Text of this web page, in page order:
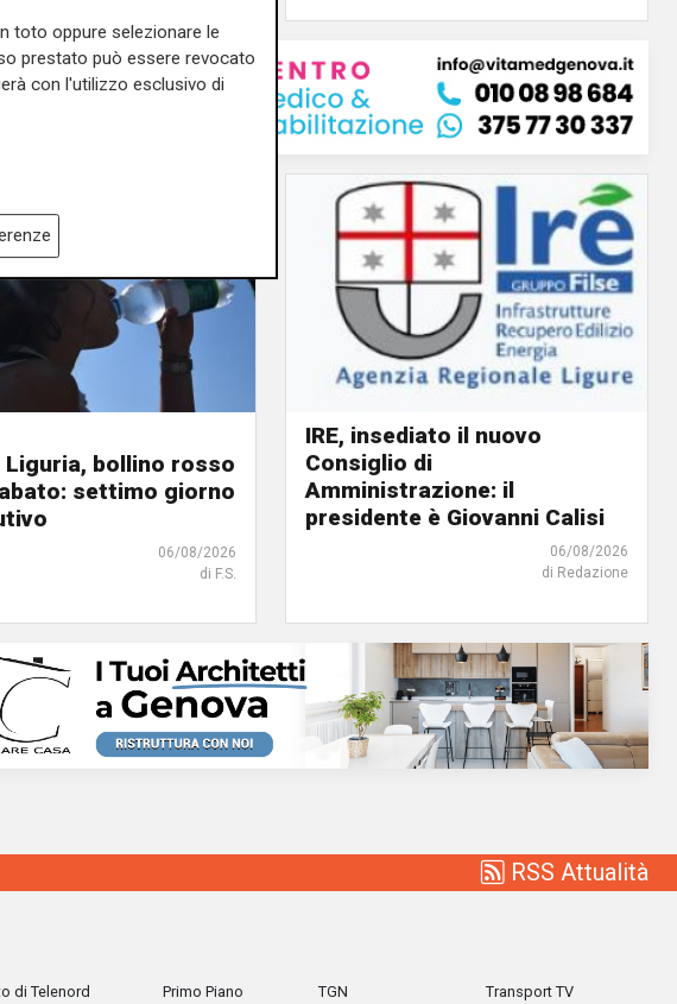
Liguria, bollino rosso
settimo giorno
06/08/2026
di F.S.
IRE, insediato il nuovo
Consiglio di
Amministrazione: il
presidente è Giovanni Calisi
06/08/2026
di Redazione
RSS Attualità
di Telenord
Primo Piano
TGN
Transport TV
toto oppure selezionare le
prestato può essere revocato
con l'utilizzo esclusivo di